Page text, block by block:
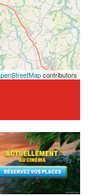
contributors